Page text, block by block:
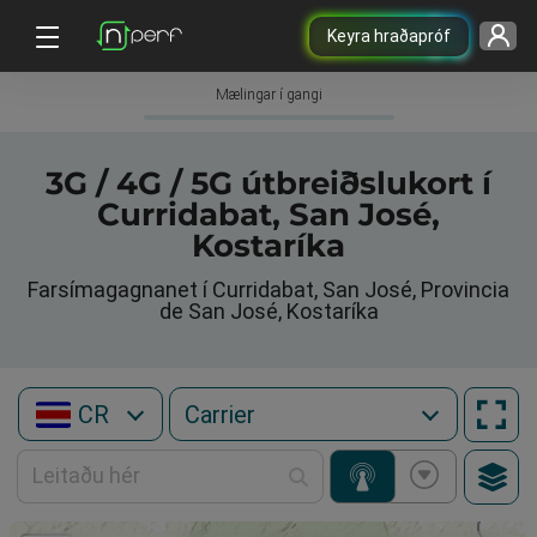
Keyra hraðapróf
Mælingar í gangi
3G / 4G / 5G útbreiðslukort í
Curridabat, San José,
Kostaríka
Farsímagagnanet í Curridabat, San José, Provincia
de San José, Kostaríka
CR